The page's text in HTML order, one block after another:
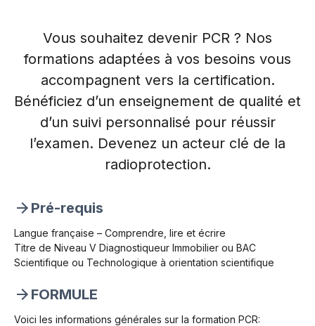
Vous souhaitez devenir PCR ? Nos
formations adaptées à vos besoins vous
accompagnent vers la certification.
Bénéficiez d’un enseignement de qualité et
d’un suivi personnalisé pour réussir
l’examen. Devenez un acteur clé de la
radioprotection.
Pré-requis
Langue française – Comprendre, lire et écrire
Titre de Niveau V Diagnostiqueur Immobilier ou BAC
Scientifique ou Technologique à orientation scientifique
FORMULE
Voici les informations générales sur la formation PCR: